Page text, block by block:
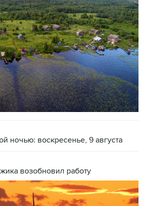
ночью: воскресенье, 9 августа
возобновил работу